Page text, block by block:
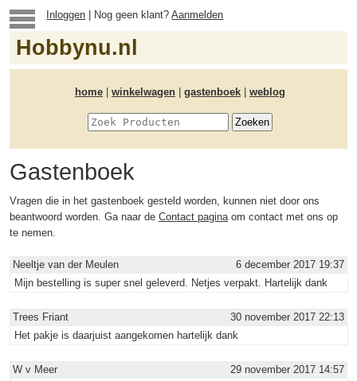
Inloggen | Nog geen klant?Aanmelden
Hobbynu.nl
home winkelwagen gastenboek weblog
Gastenboek
Vragen die in het gastenboek gesteld worden, kunnen niet door ons
beantwoord worden. Ga naar de Contact paginaom contact met ons op
te nemen.
Neeltje van der Meulen
6 december 2017 19:37
Mijn bestelling is super snel geleverd. Netjes verpakt. Hartelijk dank
Trees Friant
30 november 2017 22:13
Het pakje is daarjuist aangekomen hartelijk dank
W v Meer
29 november 2017 14:57